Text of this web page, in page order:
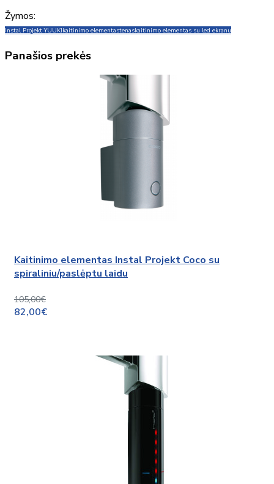
Žymos:
Instal Projekt YUUKIkaitinimo elementastenaskaitinimo elementas su led ekranu
Panašios prekės
Kaitinimo elementas Instal Projekt Coco su
spiraliniu/paslėptu laidu
105,00€
82,00€